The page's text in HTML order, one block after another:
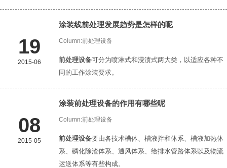
19
2015-06
涂装线前处理发展趋势是怎样的呢
Column:前处理设备
前处理设备可分为喷淋式和浸渍式两大类，以适应各种不
同的工作涂装要求。
08
2015-05
涂装前处理设备的作用有哪些呢
Column:前处理设备
前处理设备要由各技术槽体、槽液拌和体系、槽液加热体
系、磷化除渣体系、通风体系、给排水管路体系以及物流
运送体系等有些构成。